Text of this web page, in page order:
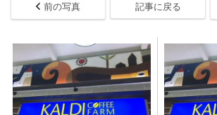
前の写真 記事に戻る